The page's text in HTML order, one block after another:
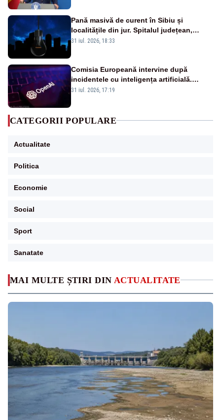
MAI MULTE ȘTIRI DIN ACTUALITATE
Pană masivă de curent în Sibiu și
localitățile din jur. Spitalul județean,
semafoarele, rețelele de telefonie, grav
31 iul. 2026, 18:33
Comisia Europeană intervine după
incidentele cu inteligența artificială.
OpenAI și Anthropic, vizate
31 iul. 2026, 17:19
CATEGORII POPULARE
Actualitate
Politica
Economie
Social
Sport
Sanatate